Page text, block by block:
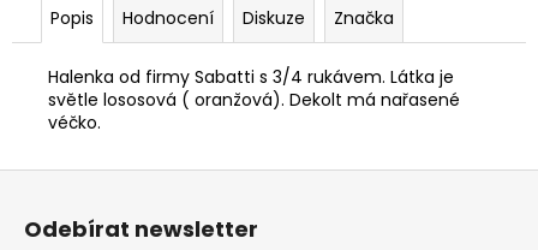
Popis Hodnocení Diskuze Značka
Halenka od firmy Sabatti s 3/4 rukávem. Látka je
světle lososová ( oranžová). Dekolt má nařasené
véčko.
Z
Odebírat newsletter